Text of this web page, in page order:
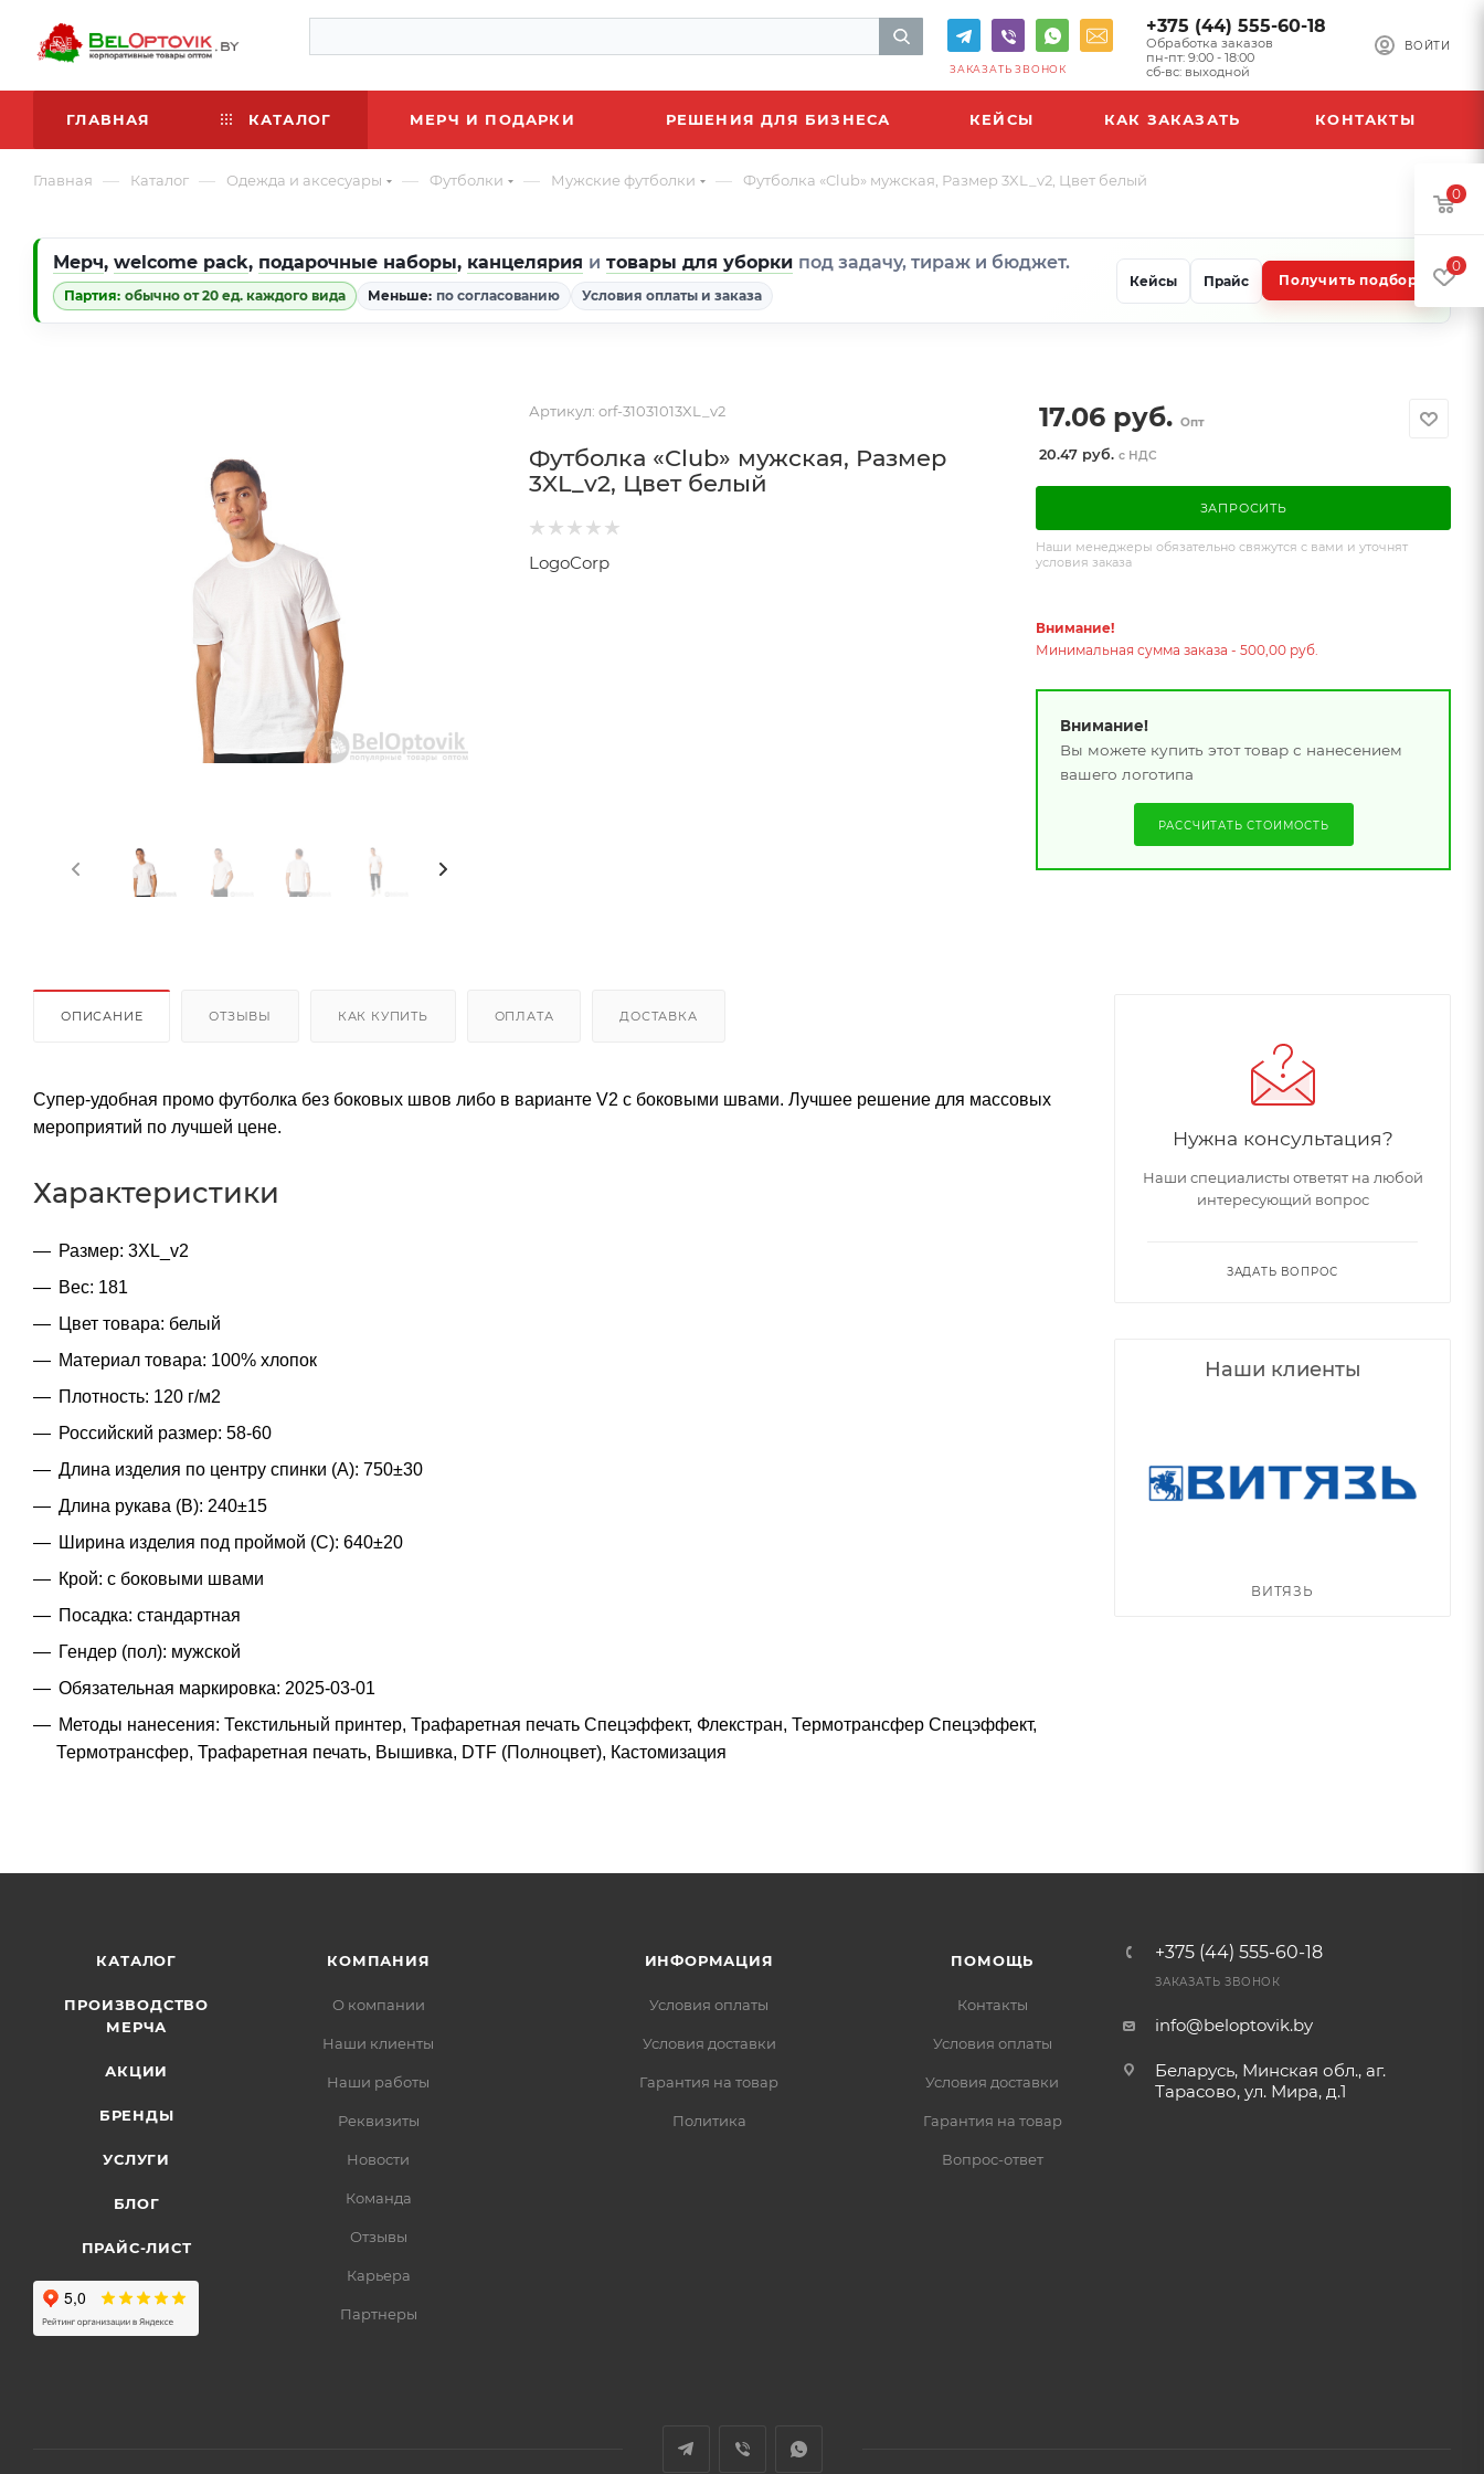
ВОЙТИ
+375 (44) 555-60-18
Обработка заказов
пн-пт: 9:00 - 18:00
сб-вс: выходной
ЗАКАЗАТЬ ЗВОНОК
ГЛАВНАЯ КАТАЛОГ МЕРЧ И ПОДАРКИ РЕШЕНИЯ ДЛЯ БИЗНЕСА КЕЙСЫ КАК ЗАКАЗАТЬ КОНТАКТЫ
Главная — Каталог — Одежда и аксесуары — Футболки — Мужские футболки — Футболка «Club» мужская, Размер 3XL_v2, Цвет белый
Мерч, welcome pack, подарочные наборы, канцелярия и товары для уборки под задачу, тираж и бюджет.
Партия: обычно от 20 ед. каждого вида Меньше: по согласованию Условия оплаты и заказа
Кейсы Прайс Получить подбор
Артикул: orf-31031013XL_v2
Футболка «Club» мужская, Размер
3XL_v2, Цвет белый
LogoCorp
17.06 руб. Опт
20.47 руб.с НДС
ЗАПРОСИТЬ
Наши менеджеры обязательно свяжутся с вами и уточнят
условия заказа
Внимание!
Минимальная сумма заказа - 500,00 руб.
Внимание!
Вы можете купить этот товар с нанесением
вашего логотипа
РАССЧИТАТЬ СТОИМОСТЬ
ОПИСАНИЕ ОТЗЫВЫ КАК КУПИТЬ ОПЛАТА ДОСТАВКА
Супер-удобная промо футболка без боковых швов либо в варианте V2 с боковыми швами. Лучшее решение для массовых
мероприятий по лучшей цене.
Характеристики
Размер: 3XL_v2
Вес: 181
Цвет товара: белый
Материал товара: 100% хлопок
Плотность: 120 г/м2
Российский размер: 58-60
Длина изделия по центру спинки (A): 750±30
Длина рукава (B): 240±15
Ширина изделия под проймой (С): 640±20
Крой: с боковыми швами
Посадка: стандартная
Гендер (пол): мужской
Обязательная маркировка: 2025-03-01
Методы нанесения: Текстильный принтер, Трафаретная печать Спецэффект, Флекстран, Термотрансфер Спецэффект,
Термотрансфер, Трафаретная печать, Вышивка, DTF (Полноцвет), Кастомизация
Нужна консультация?
Наши специалисты ответят на любой
интересующий вопрос
ЗАДАТЬ ВОПРОС
Наши клиенты
ВИТЯЗЬ
КАТАЛОГ
ПРОИЗВОДСТВО
МЕРЧА
АКЦИИ
БРЕНДЫ
УСЛУГИ
БЛОГ
ПРАЙС-ЛИСТ
КОМПАНИЯ
О компании
Наши клиенты
Наши работы
Реквизиты
Новости
Команда
Отзывы
Карьера
Партнеры
ИНФОРМАЦИЯ
Условия оплаты
Условия доставки
Гарантия на товар
Политика
ПОМОЩЬ
Контакты
Условия оплаты
Условия доставки
Гарантия на товар
Вопрос-ответ
+375 (44) 555-60-18
ЗАКАЗАТЬ ЗВОНОК
info@beloptovik.by
Беларусь, Минская обл., аг.
Тарасово, ул. Мира, д.1
0
0